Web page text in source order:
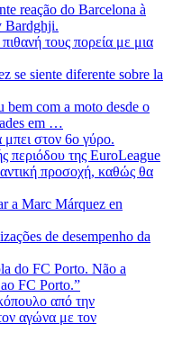
reação do Barcelona à
Bardghji.
τους πορεία με μια
se siente diferente sobre la
bem com a moto desde o
em …
μπει στον 6ο γύρο.
περιόδου της EuroLeague
προσοχή, καθώς θα
a Marc Márquez en
de desempenho da
do FC Porto. Não a
FC Porto.”
από την
αγώνα με τον